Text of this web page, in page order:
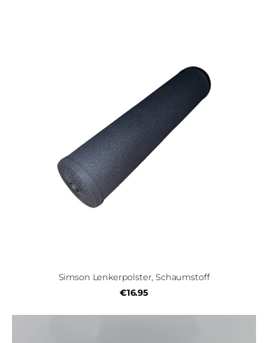
Simson Lenkerpolster, Schaumstoff
€16.95